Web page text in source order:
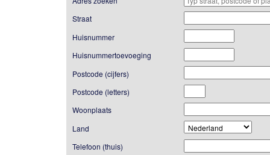
Straat
Huisnummer
Huisnummertoevoeging
Postcode (cijfers)
Postcode (letters)
Woonplaats
Land
Telefoon (thuis)